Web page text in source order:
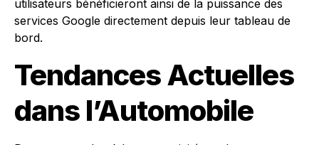
utilisateurs bénéficieront ainsi de la puissance des
services Google directement depuis leur tableau de
bord.
Tendances Actuelles
dans l’Automobile